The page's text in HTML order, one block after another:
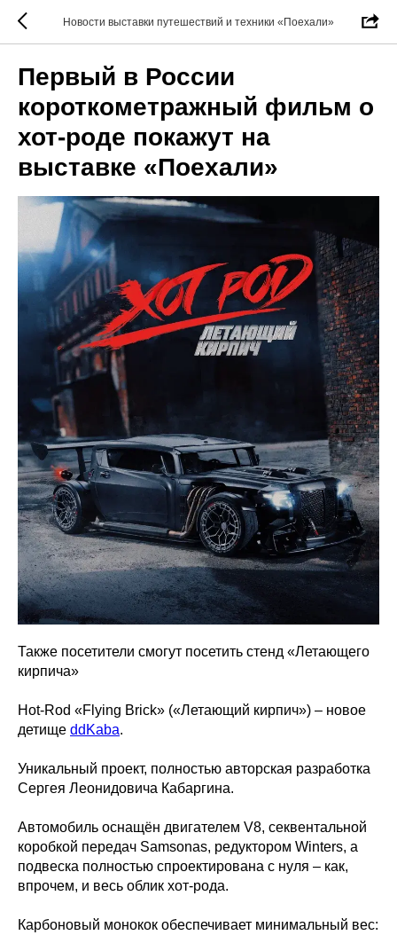
Новости выставки путешествий и техники «Поехали»
Первый в России
короткометражный фильм о
хот-роде покажут на
выставке «Поехали»
Также посетители смогут посетить стенд «Летающего
кирпича»
Hot-Rod «Flying Brick» («Летающий кирпич») – новое
детище ddKaba.
Уникальный проект, полностью авторская разработка
Сергея Леонидовича Кабаргина.
Автомобиль оснащён двигателем V8, секвентальной
коробкой передач Samsonas, редуктором Winters, а
подвеска полностью спроектирована с нуля – как,
впрочем, и весь облик хот-рода.
Карбоновый монокок обеспечивает минимальный вес: